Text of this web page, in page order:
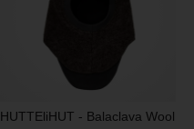
HUTTEliHUT - Balaclava Wool